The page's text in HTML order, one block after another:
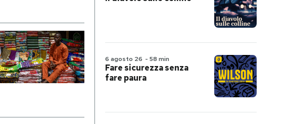
6 agosto 26 - 58 min
Fare sicurezza senza
fare paura